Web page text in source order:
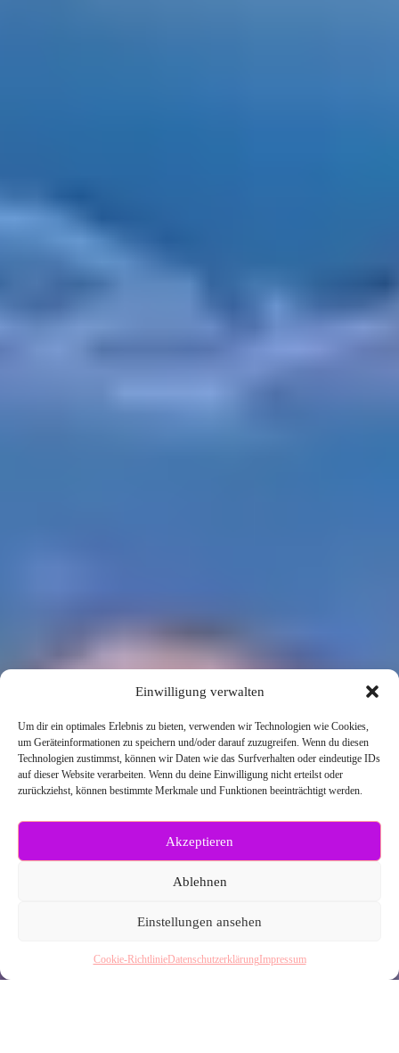
Einwilligung verwalten
Um dir ein optimales Erlebnis zu bieten, verwenden wir Technologien wie Cookies,
um Geräteinformationen zu speichern und/oder darauf zuzugreifen. Wenn du diesen
Technologien zustimmst, können wir Daten wie das Surfverhalten oder eindeutige IDs
auf dieser Website verarbeiten. Wenn du deine Einwilligung nicht erteilst oder
zurückziehst, können bestimmte Merkmale und Funktionen beeinträchtigt werden.
Akzeptieren
Ablehnen
Einstellungen ansehen
Cookie-RichtlinieDatenschutzerklärungImpressum